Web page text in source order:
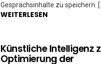
Gesprächsinhalte zu speichern.
WEITERLESEN
Künstliche Intelligenz
Optimierung der